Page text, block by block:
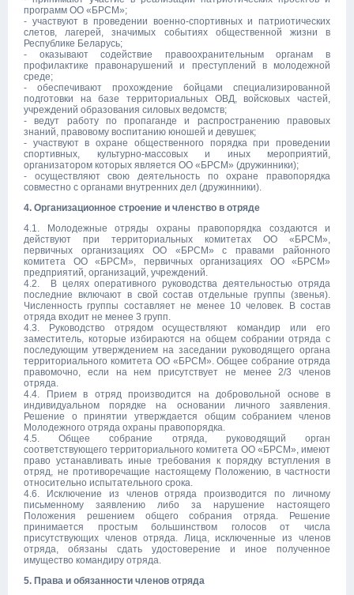
программ ОО «БРСМ»;
- участвуют в проведении военно-спортивных и патриотических
слетов, лагерей, значимых событиях общественной жизни в
Республике Беларусь;
- оказывают содействие правоохранительным органам в
профилактике правонарушений и преступлений в молодежной
среде;
- обеспечивают прохождение бойцами специализированной
подготовки на базе территориальных ОВД, войсковых частей,
учреждений образования силовых ведомств;
- ведут работу по пропаганде и распространению правовых
знаний, правовому воспитанию юношей и девушек;
- участвуют в охране общественного порядка при проведении
спортивных, культурно-массовых и иных мероприятий,
организатором которых является ОО «БРСМ» (дружинники);
- осуществляют свою деятельность по охране правопорядка
совместно с органами внутренних дел (дружинники).
4. Организационное строение и членство в отряде
4.1. Молодежные отряды охраны правопорядка создаются и
действуют при территориальных комитетах ОО «БРСМ»,
первичных организациях ОО «БРСМ» с правами районного
комитета ОО «БРСМ», первичных организациях ОО «БРСМ»
предприятий, организаций, учреждений.
4.2. В целях оперативного руководства деятельностью отряда
последние включают в свой состав отдельные группы (звенья).
Численность группы составляет не менее 10 человек. В состав
отряда входит не менее 3 групп.
4.3. Руководство отрядом осуществляют командир или его
заместитель, которые избираются на общем собрании отряда с
последующим утверждением на заседании руководящего органа
территориального комитета ОО «БРСМ». Общее собрание отряда
правомочно, если на нем присутствует не менее 2/3 членов
отряда.
4.4. Прием в отряд производится на добровольной основе в
индивидуальном порядке на основании личного заявления.
Решение о принятии утверждается общим собранием членов
Молодежного отряда охраны правопорядка.
4.5. Общее собрание отряда, руководящий орган
соответствующего территориального комитета ОО «БРСМ», имеют
право устанавливать иные требования к порядку вступления в
отряд, не противоречащие настоящему Положению, в частности
относительно испытательного срока.
4.6. Исключение из членов отряда производится по личному
письменному заявлению либо за нарушение настоящего
Положения решением общего собрания отряда. Решение
принимается простым большинством голосов от числа
присутствующих членов отряда. Лица, исключенные из членов
отряда, обязаны сдать удостоверение и иное полученное
имущество командиру отряда.
5. Права и обязанности членов отряда